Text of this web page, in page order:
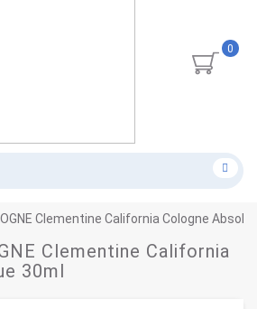
0
Clementine California Cologne
Clementine California
30ml